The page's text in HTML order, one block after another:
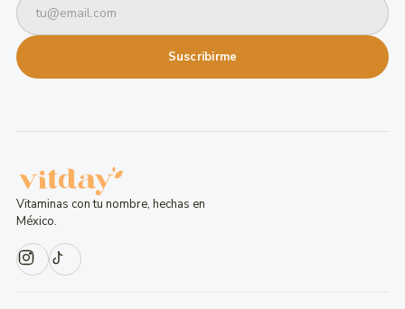
Suscribirme
Vitaminas con tu nombre, hechas en
México.